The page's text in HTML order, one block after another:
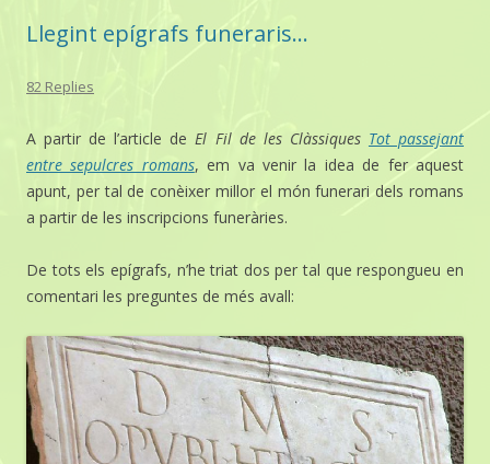
Llegint epígrafs funeraris…
82 Replies
A partir de l’article deEl Fil de les Clàssiques Tot passejant
entre sepulcres romans, em va venir la idea de fer aquest
apunt, per tal de conèixer millor el món funerari dels romans
a partir de les inscripcions funeràries.
De tots els epígrafs, n’he triat dos per tal que respongueu en
comentari les preguntes de més avall: